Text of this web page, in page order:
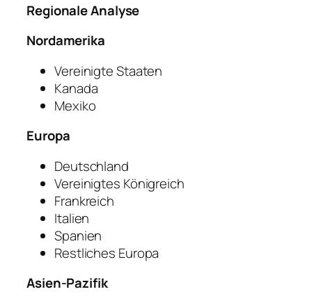
Regionale Analyse
Nordamerika
Vereinigte Staaten
Kanada
Mexiko
Europa
Deutschland
Vereinigtes Königreich
Frankreich
Italien
Spanien
Restliches Europa
Asien-Pazifik